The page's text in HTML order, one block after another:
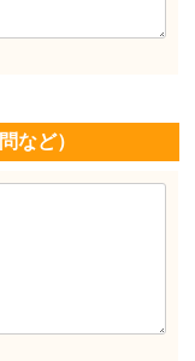
など）